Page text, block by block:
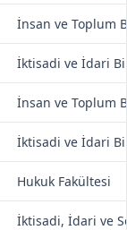
İnsan ve Toplum
İktisadi ve İdari
İnsan ve Toplum
İktisadi ve İdari
Hukuk Fakültesi
İktisadi, İdari ve